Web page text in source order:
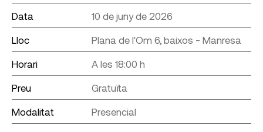
Data 10 de juny de 2026
Lloc Plana de l'Om 6, baixos - Manresa
Horari A les 18:00 h
Preu Gratuïta
Modalitat Presencial